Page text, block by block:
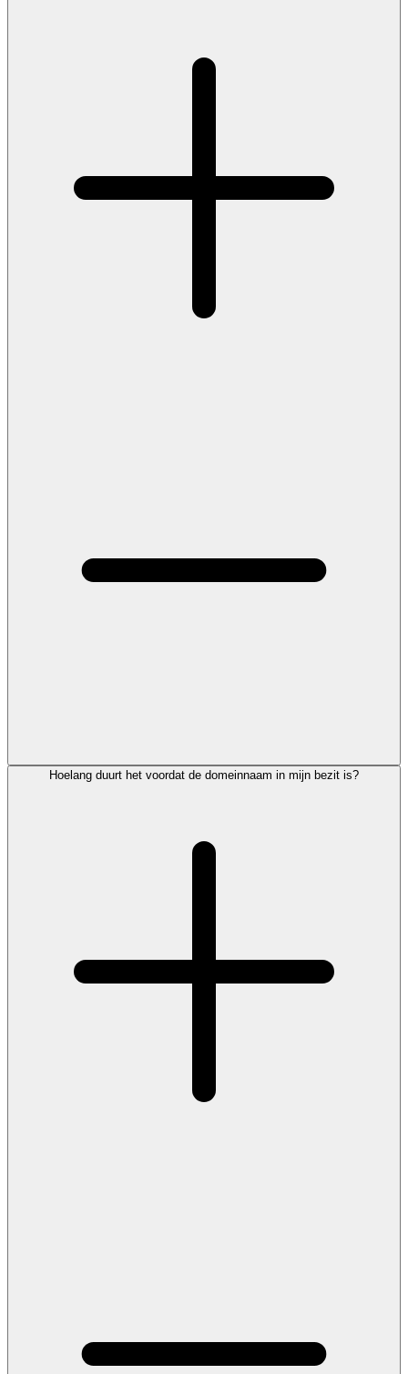
Hoelang duurt het voordat de domeinnaam in mijn bezit is?